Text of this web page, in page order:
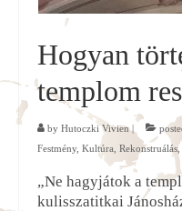
Hogyan
templom
by Hutoczki Vivien|
Festmény, Kultúra Rekonstruálás,
„Ne hagyjátok a
kulisszatitkai